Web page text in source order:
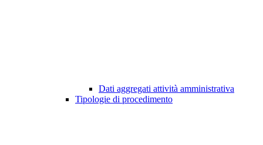
Dati aggregati attività amministrativa
Tipologie di procedimento